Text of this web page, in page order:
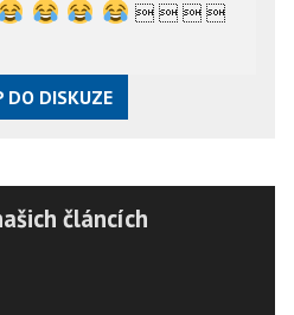
   
DO DISKUZE
článcích